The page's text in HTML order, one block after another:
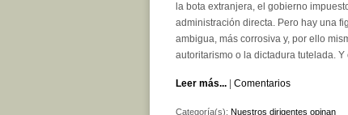
la bota extranjera, el gobierno
administración directa. Pero hay una
ambigua, más corrosiva y, por ello
autoritarismo o la dictadura tutelada.
Leer más... Comentarios
Categoría(s): Nuestros dirigentes opinan